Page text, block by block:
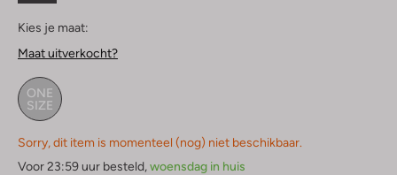
Kies je maat:
Maat uitverkocht?
ONE
SIZE
Sorry, dit item is momenteel (nog) niet beschikbaar.
Voor 23:59 uur besteld,woensdag in huis